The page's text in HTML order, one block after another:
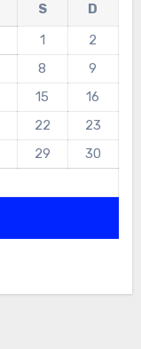
S
D
1
2
8
9
15
16
22
23
29
30